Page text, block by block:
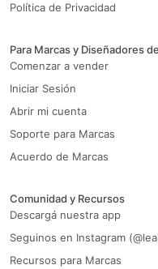
Política de Privacidad
Para Marcas y Diseñadores
Comenzar a vender
Iniciar Sesión
Abrir mi cuenta
Soporte para Marcas
Acuerdo de Marcas
Comunidad y Recursos
Descargá nuestra app
Seguinos en Instagram
Recursos para Marcas